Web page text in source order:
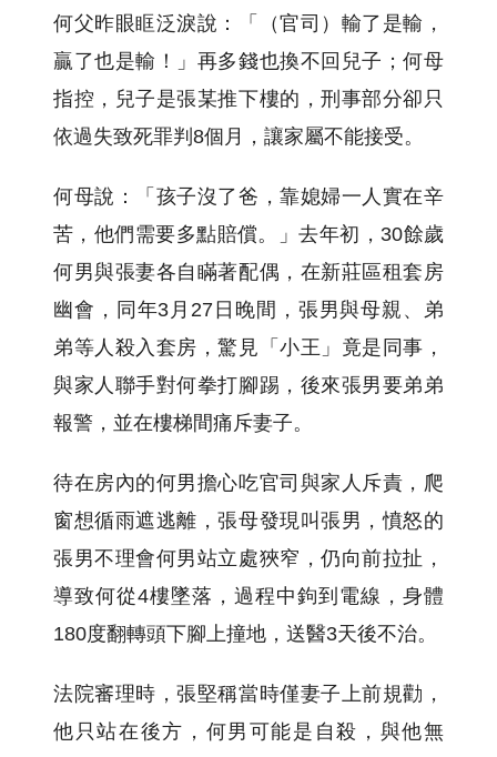
何父昨眼眶泛淚說：「（官司）輸了是輸，
贏了也是輸！」再多錢也換不回兒子；何母
指控，兒子是張某推下樓的，刑事部分卻只
依過失致死罪判8個月，讓家屬不能接受。
何母說：「孩子沒了爸，靠媳婦一人實在辛
苦，他們需要多點賠償。」去年初，30餘歲
何男與張妻各自瞞著配偶，在新莊區租套房
幽會，同年3月27日晚間，張男與母親、弟
弟等人殺入套房，驚見「小王」竟是同事，
與家人聯手對何拳打腳踢，後來張男要弟弟
報警，並在樓梯間痛斥妻子。
待在房內的何男擔心吃官司與家人斥責，爬
窗想循雨遮逃離，張母發現叫張男，憤怒的
張男不理會何男站立處狹窄，仍向前拉扯，
導致何從4樓墜落，過程中鉤到電線，身體
180度翻轉頭下腳上撞地，送醫3天後不治。
法院審理時，張堅稱當時僅妻子上前規勸，
他只站在後方，何男可能是自殺，與他無